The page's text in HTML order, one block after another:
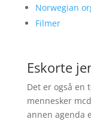
Norwegian
Filmer
Eskorte
Det er også en
mennesker
annen agenda